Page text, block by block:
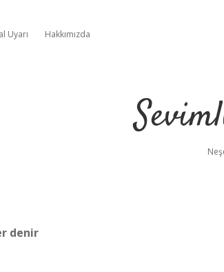
Uyarı Hakkımızda
denir